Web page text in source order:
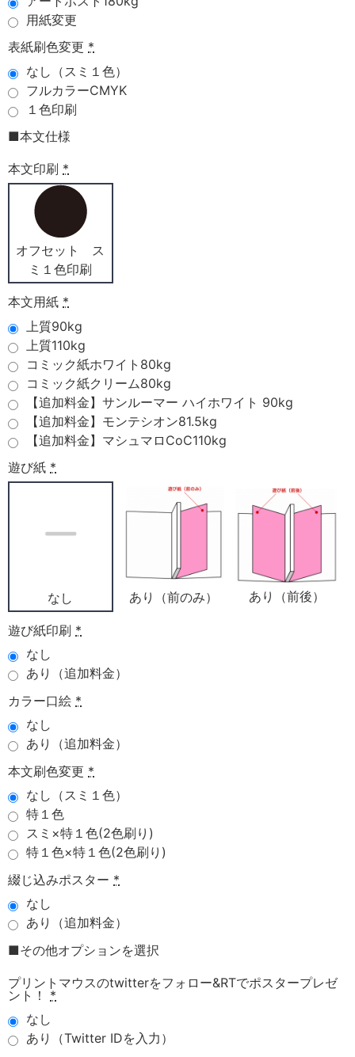
用紙変更
表紙刷色変更 *
なし（スミ１色）
フルカラーCMYK
１色印刷
■本文仕様
本文印刷 *
オフセット ス
ミ１色印刷
本文用紙 *
上質90kg
上質110kg
コミック紙ホワイト80kg
コミック紙クリーム80kg
【追加料金】サンルーマー ハイホワイト 90kg
【追加料金】モンテシオン81.5kg
【追加料金】マシュマロCoC110kg
遊び紙 *
なし あり（前のみ） あり（前後）
遊び紙印刷 *
なし
あり（追加料金）
カラー口絵 *
なし
あり（追加料金）
本文刷色変更 *
なし（スミ１色）
特１色
スミ×特１色(2色刷り)
特１色×特１色(2色刷り)
綴じ込みポスター *
なし
あり（追加料金）
■その他オプションを選択
プリントマウスのtwitterをフォロー&RTでポスタープレゼ
ント！
*
なし
あり（Twitter IDを入力）